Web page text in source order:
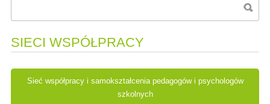
SIECI WSPÓŁPRACY
Sieć współpracy i samokształcenia pedagogów i psychologów
szkolnych